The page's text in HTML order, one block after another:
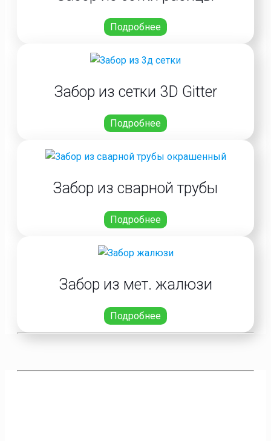
Подробнее
Забор из сетки 3D Gitter
Подробнее
Забор из сварной трубы
Подробнее
Забор из мет. жалюзи
Подробнее